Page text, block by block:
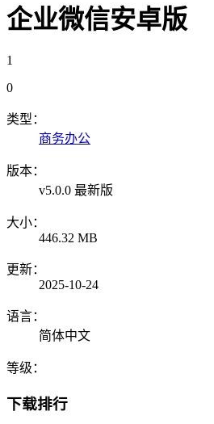
企业微信安卓版
1
0
类型：
商务办公
版本：
v5.0.0 最新版
大小：
446.32 MB
更新：
2025-10-24
语言：
简体中文
等级：
下载排行